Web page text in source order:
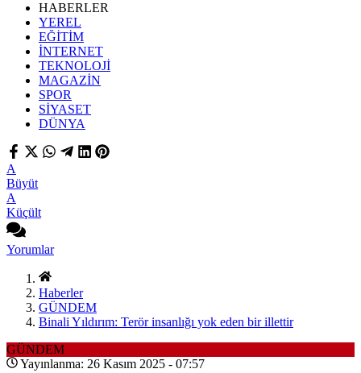
HABERLER
YEREL
EĞİTİM
İNTERNET
TEKNOLOJİ
MAGAZİN
SPOR
SİYASET
DÜNYA
A
Büyüt
A
Küçült
Yorumlar
Haberler
GÜNDEM
Binali Yıldırım: Terör insanlığı yok eden bir illettir
GÜNDEM
Yayınlanma: 26 Kasım 2025 - 07:57